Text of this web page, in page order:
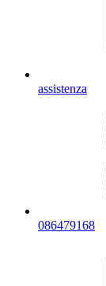
assistenza
086479168